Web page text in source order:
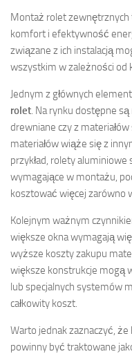
Montaż rolet zewnętrznych
komfort i efektywność
związane z ich instalacją
wszystkim w zależności od
Jednym z głównych
rolet. Na rynku dostępne
drewniane czy z
materiałów wiąże się z
przykład, rolety aluminiowe
wymagające w montażu,
kosztować więcej zarówno
Kolejnym ważnym
większe okna wymagają
wyższe koszty zakupu
większe konstrukcje mogą
lub specjalnych systemów
całkowity koszt.
Warto jednak zaznaczyć,
powinny być traktowane